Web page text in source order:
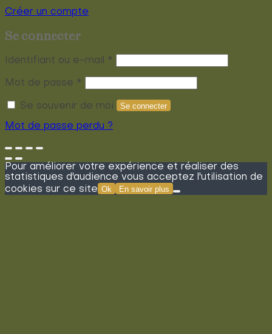
Créer un compte
Se connecter
Identifiant ou e-mail *
Mot de passe *
Se souvenir de moi Se connecter
Mot de passe perdu ?
Pour améliorer votre expérience et réaliser des
statistiques d'audience vous acceptez l'utilisation de
cookies sur ce site Ok En savoir plus